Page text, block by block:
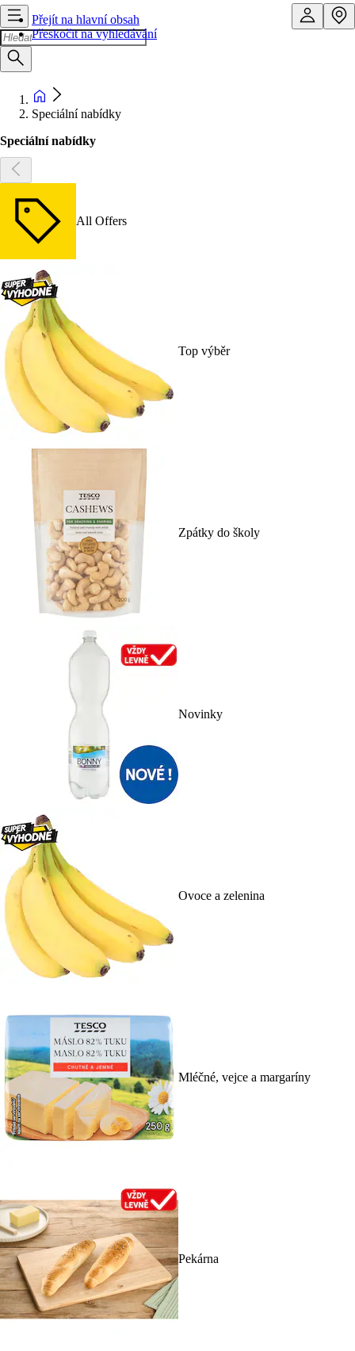
Přejít na hlavní obsah
Přeskočit na vyhledávání
Speciální nabídky
Speciální nabídky
All Offers
Top výběr
Zpátky do školy
Novinky
Ovoce a zelenina
Mléčné, vejce a margaríny
Pekárna